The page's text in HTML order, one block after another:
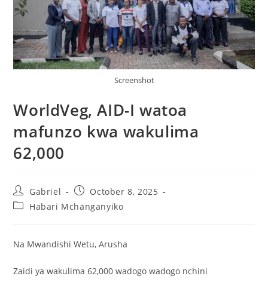
Screenshot
WorldVeg, AID-I watoa
mafunzo kwa wakulima
62,000
Gabriel
October 8, 2025
Habari Mchanganyiko
Na Mwandishi Wetu, Arusha
Zaidi ya wakulima 62,000 wadogo wadogo nchini